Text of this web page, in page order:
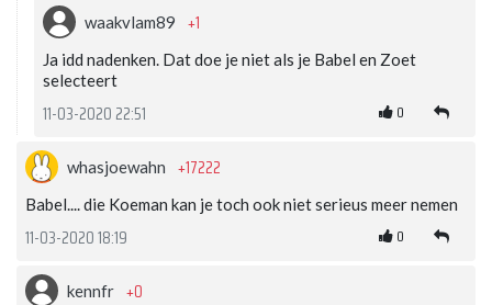
waakvlam89 +1
Ja idd nadenken. Dat doe je niet als je Babel en Zoet
selecteert
11-03-2020 22:51 0
whasjoewahn +17222
Babel.... die Koeman kan je toch ook niet serieus meer nemen
11-03-2020 18:19 0
kennfr +0